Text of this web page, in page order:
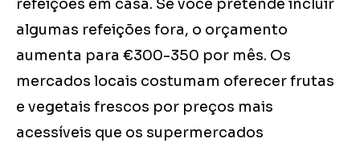
refeições em casa. Se você pretende incluir
algumas refeições fora, o orçamento
aumenta para €300-350 por mês. Os
mercados locais costumam oferecer frutas
e vegetais frescos por preços mais
acessíveis que os supermercados